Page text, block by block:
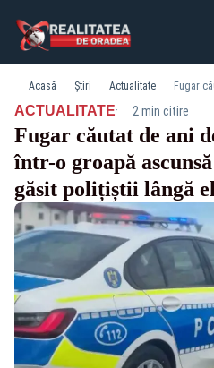
Acasă Știri Actualitate
ACTUALITATE· 2 min citire
Fugar căutat de ani
într-o groapă
găsit polițiștii lângă el